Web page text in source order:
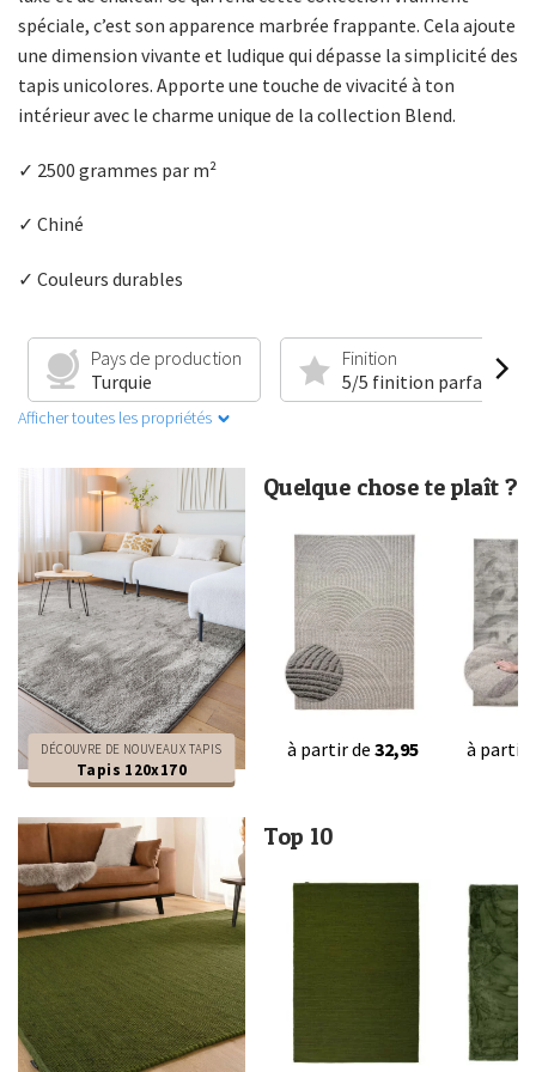
spéciale, c’est son apparence marbrée frappante. Cela ajoute
une dimension vivante et ludique qui dépasse la simplicité des
tapis unicolores. Apporte une touche de vivacité à ton
intérieur avec le charme unique de la collection Blend.
✓ 2500 grammes par m²
✓ Chiné
✓ Couleurs durables
Pays de production
Turquie
Finition
5/5 finition parfaite
Afficher toutes les propriétés
DÉCOUVRE DE NOUVEAUX TAPIS
Tapis 120x170
Quelque chose te plaît ?
à partir de 32,95 à partir
Top 10